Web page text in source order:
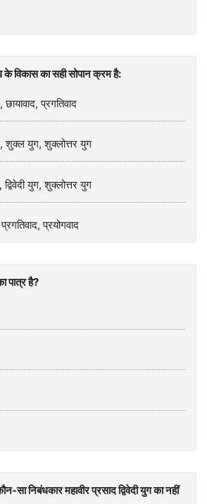
के विकास का सही सोपान क्रम है:
प्रगतिवाद
शुक्ल युग, शुक्लोत्तर युग
युग, शुक्लोत्तर युग
प्रयोगवाद
पात्र है?
सा निबंधकार महावीर प्रसाद द्विवेदी युग का नहीं